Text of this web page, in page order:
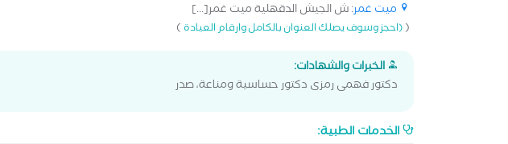
ميت غمر: ش الجيش الدقهلية ميت غمر[...]
((احجز وسوف يصلك العنوان بالكامل وارقام العيادة)
الخبرات والشهادات:
دكتور فهمى رمزى دكتور حساسية ومناعة، صدر
الخدمات الطبية: